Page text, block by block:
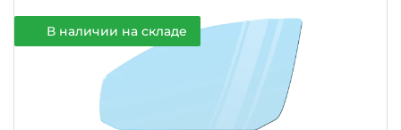
В наличии на складе